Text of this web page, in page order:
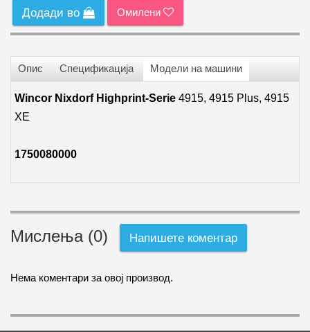
Додади во Омилени
Опис Спецификација Модели на машини
Wincor Nixdorf Highprint-Serie 4915, 4915 Plus, 4915
XE
1750080000
Мислења (0) Напишете коментар
Нема коментари за овој производ.